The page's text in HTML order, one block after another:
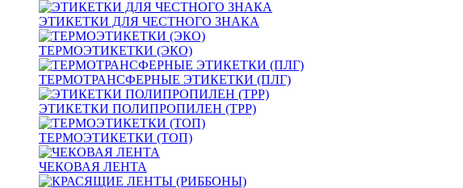
ЭТИКЕТКИ ДЛЯ ЧЕСТНОГО ЗНАКА
ТЕРМОЭТИКЕТКИ (ЭКО)
ТЕРМОТРАНСФЕРНЫЕ ЭТИКЕТКИ (ПЛГ)
ЭТИКЕТКИ ПОЛИПРОПИЛЕН (TPP)
ТЕРМОЭТИКЕТКИ (ТОП)
ЧЕКОВАЯ ЛЕНТА